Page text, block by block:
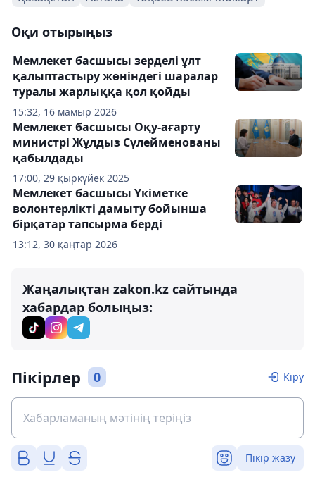
Оқи отырыңыз
15:32, 16 мамыр 2026
Мемлекет басшысы зерделі ұлт
қалыптастыру жөніндегі шаралар
туралы жарлыққа қол қойды
17:00, 29 қыркүйек 2025
Мемлекет басшысы Оқу-ағарту
министрі Жұлдыз Сүлейменованы
қабылдады
13:12, 30 қаңтар 2026
Мемлекет басшысы Үкіметке
волонтерлікті дамыту бойынша
бірқатар тапсырма берді
Жаңалықтан zakon.kz сайтында
хабардар болыңыз:
Пікірлер 0 Кіру
Пікір жазу